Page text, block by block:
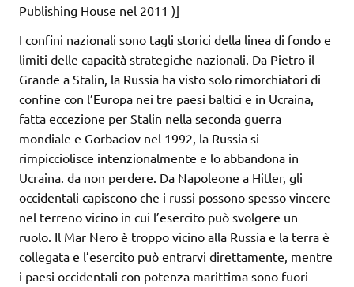
Publishing House nel 2011 )]
I confini nazionali sono tagli storici della linea di fondo e
limiti delle capacità strategiche nazionali. Da Pietro il
Grande a Stalin, la Russia ha visto solo rimorchiatori di
confine con l’Europa nei tre paesi baltici e in Ucraina,
fatta eccezione per Stalin nella seconda guerra
mondiale e Gorbaciov nel 1992, la Russia si
rimpicciolisce intenzionalmente e lo abbandona in
Ucraina. da non perdere. Da Napoleone a Hitler, gli
occidentali capiscono che i russi possono spesso vincere
nel terreno vicino in cui l’esercito può svolgere un
ruolo. Il Mar Nero è troppo vicino alla Russia e la terra è
collegata e l’esercito può entrarvi direttamente, mentre
i paesi occidentali con potenza marittima sono fuori